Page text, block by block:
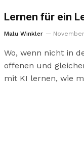
Lernen für ein
Malu Winkler November
Wo, wenn nicht in
offenen und
mit KI lernen, wie